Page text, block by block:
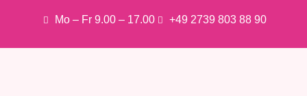
Mo – Fr 9.00 – 17.00 +49 2739 803 88 90